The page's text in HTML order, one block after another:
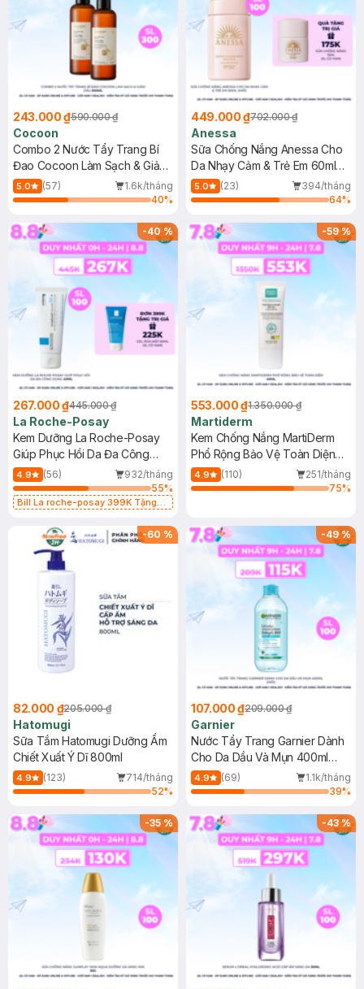
243.000 ₫590.000 ₫
Cocoon
Combo 2 Nước Tẩy Trang Bí
Đao Cocoon Làm Sạch & Giảm
Dầu 500ml
5.0 (57)
1.6k/tháng
40%
449.000 ₫702.000 ₫
Anessa
Sữa Chống Nắng Anessa Cho
Da Nhạy Cảm & Trẻ Em 60ml
(Mới)
5.0 (23)
394/tháng
64%
-40%
267.000 ₫445.000 ₫
La Roche-Posay
Kem Dưỡng La Roche-Posay
Giúp Phục Hồi Da Đa Công
Dụng 40ml
4.9 (56)
932/tháng
55%
Bill La roche-posay 399K Tặng
(SL có hạn)
-59%
553.000 ₫1.350.000 ₫
Martiderm
Kem Chống Nắng MartiDerm
Phổ Rộng Bảo Vệ Toàn Diện
40ml
4.9 (110)
251/tháng
75%
-60 %
82.000 ₫205.000 ₫
Hatomugi
Sữa Tắm Hatomugi Dưỡng Ẩm
Chiết Xuất Ý Dĩ 800ml
4.9 (123)
714/tháng
52%
-49%
107.000 ₫209.000 ₫
Garnier
Nước Tẩy Trang Garnier Dành
Cho Da Dầu Và Mụn 400ml
(Mới)
4.9 (69)
1.1k/tháng
39%
-35% -43%